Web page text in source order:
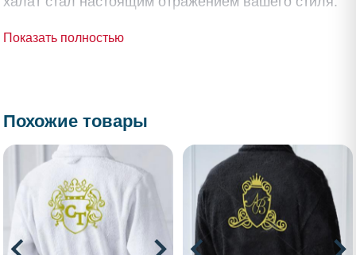
Показать полностью
Похожие товары